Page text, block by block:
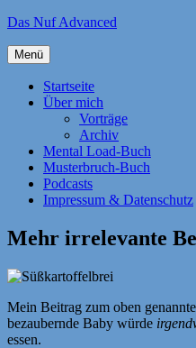
Zum
springen
Das Nuf Advanced
Menü
Startseite
Über mich
Vorträge
Archiv
Mental Load-Buch
Musterbruch-Buch
Podcasts
Impressum & Datenschutz
Mehr irrelevante
Mein Beitrag zum oben
bezaubernde Baby würde
essen.